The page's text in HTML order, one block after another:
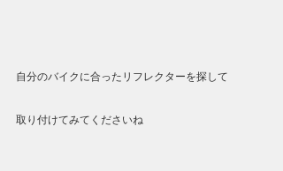
自分のバイクに合ったリフレクターを探して
取り付けてみてくださいね